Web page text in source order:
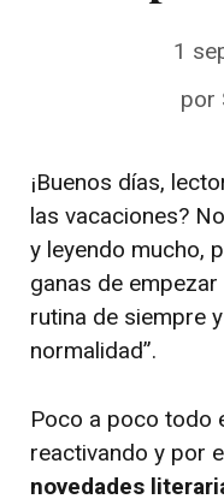
1
por
¡Buenos días,
las vacaciones?
y leyendo mucho,
ganas de
rutina de siempre
normalidad”.
Poco a poco todo
reactivando y por
novedades